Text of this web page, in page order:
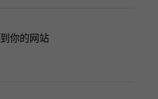
到你的网站